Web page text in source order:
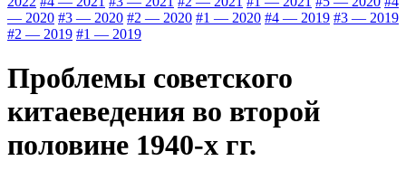
— 2020 #3 — 2020 #2 — 2020 #1 — 2020 #4 — 2019 #3 — 2019
#2 — 2019 #1 — 2019
Проблемы советского
китаеведения во второй
половине 1940-х гг.